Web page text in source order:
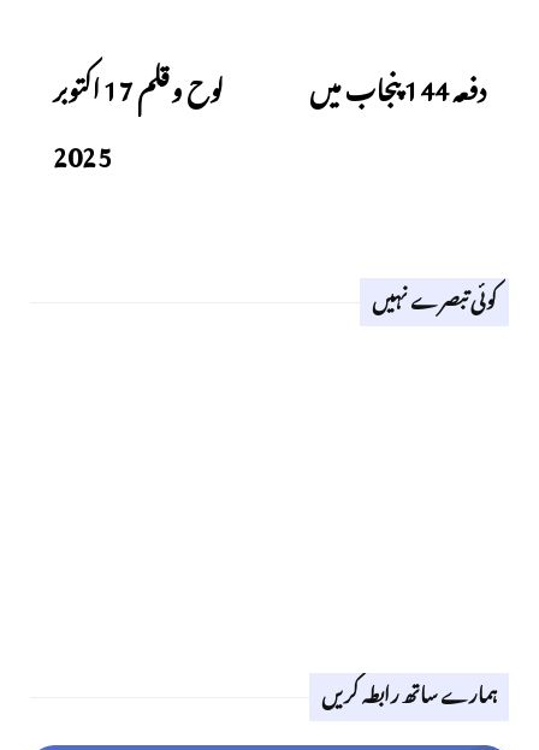
دفعہ 144 پنجاب میں
لوح وقلم 17 اکتوبر
2025
کوئی تبصرے نہیں
ہمارے ساتھ رابطہ کریں